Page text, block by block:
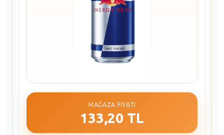
MAĞAZA FIYATI
133,20 TL